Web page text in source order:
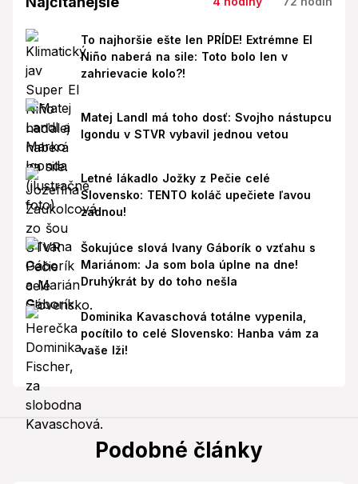
To najhoršie ešte len PRÍDE! Extrémne El
Niño naberá na sile: Toto bolo len v
zahrievacie kolo?!
Matej Landl má toho dosť: Svojho nástupcu
Igondu v STVR vybavil jednou vetou
Letné lákadlo Jožky z Pečie celé
Slovensko: TENTO koláč upečiete ľavou
zadnou!
Šokujúce slová Ivany Gáborík o vzťahu s
Mariánom: Ja som bola úplne na dne!
Druhýkrát by do toho nešla
Dominika Kavaschová totálne vypenila,
pocítilo to celé Slovensko: Hanba vám za
vaše lži!
Podobné články